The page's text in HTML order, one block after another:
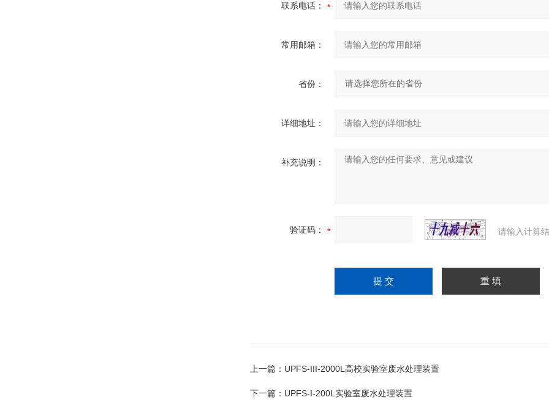
联系电话：
常用邮箱：
省份：
详细地址：
补充说明：
验证码： 请输入计算
上一篇： UPFS-III-2000L高校实验室废水处理装置
下一篇： UPFS-I-200L实验室废水处理装置